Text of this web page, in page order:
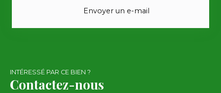
Envoyer un e-mail
INTÉRESSÉ PAR CE BIEN ?
Contactez-nous